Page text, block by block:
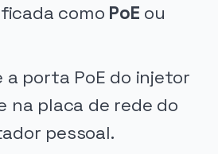
como PoE ou
a porta PoE do injetor
na placa de rede do
pessoal.